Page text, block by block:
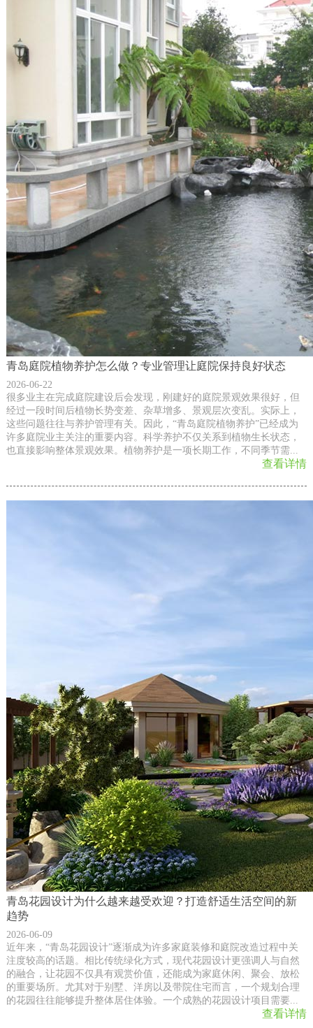
青岛庭院植物养护怎么做？专业管理让庭院保持良好状态
2026-06-22
很多业主在完成庭院建设后会发现，刚建好的庭院景观效果很好，但
经过一段时间后植物长势变差、杂草增多、景观层次变乱。实际上，
这些问题往往与养护管理有关。因此，“青岛庭院植物养护”已经成为
许多庭院业主关注的重要内容。科学养护不仅关系到植物生长状态，
也直接影响整体景观效果。植物养护是一项长期工作，不同季节需...
查看详情
青岛花园设计为什么越来越受欢迎？打造舒适生活空间的新
趋势
2026-06-09
近年来，“青岛花园设计”逐渐成为许多家庭装修和庭院改造过程中关
注度较高的话题。相比传统绿化方式，现代花园设计更强调人与自然
的融合，让花园不仅具有观赏价值，还能成为家庭休闲、聚会、放松
的重要场所。尤其对于别墅、洋房以及带院住宅而言，一个规划合理
的花园往往能够提升整体居住体验。一个成熟的花园设计项目需要...
查看详情